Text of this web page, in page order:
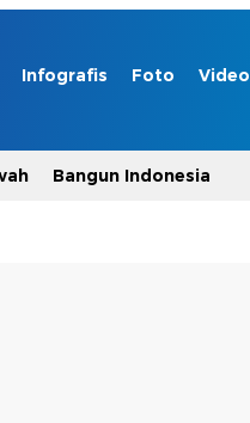
Infografis Foto Video
Bangun Indonesia